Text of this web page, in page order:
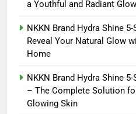
a Youthful and Radiant Glow
NKKN Brand Hydra Shine
Reveal Your Natural Glow
Home
NKKN Brand Hydra Shine
– The Complete Solution
Glowing Skin